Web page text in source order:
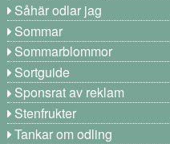
Såhär odlar jag
Sommar
Sommarblommor
Sortguide
Sponsrat av reklam
Stenfrukter
Tankar om odling